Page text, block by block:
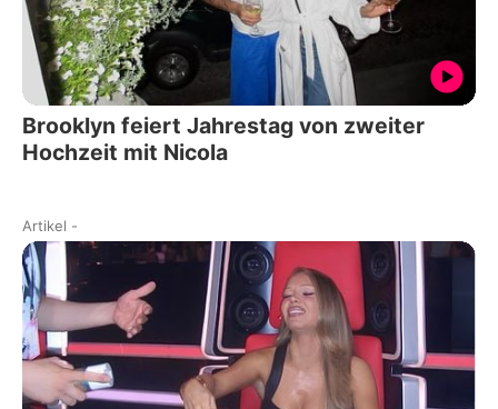
Brooklyn feiert Jahrestag von zweiter
Hochzeit mit Nicola
Artikel -